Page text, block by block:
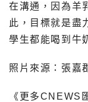
在溝通，因為羊
此，目標就是盡
學生都能喝到牛
照片來源：張嘉
《更多CNEWS